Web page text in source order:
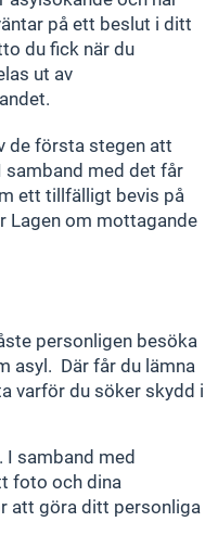
på ett beslut i ditt
du fick när du
ut av
de första stegen att
med det får
ett tillfälligt bevis på
Lagen om mottagande
personligen besöka
asyl. Där får du lämna
varför du söker skydd i
I samband med
foto och dina
att göra ditt personliga